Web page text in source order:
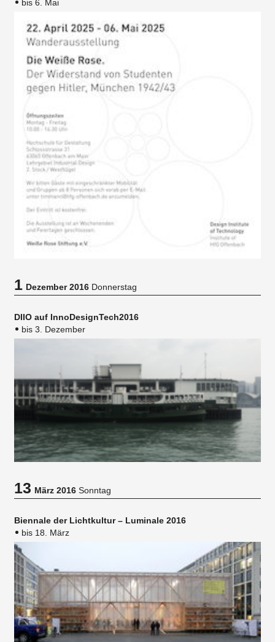
bis 6. Mai
1Dezember 2016 Donnerstag
DIIO auf InnoDesignTech2016
bis 3. Dezember
13März 2016 Sonntag
Biennale der Lichtkultur – Luminale 2016
bis 18. März